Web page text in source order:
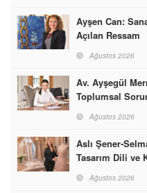
Ayşen Can:
Açılan Ressam
Ağustos 2026
Av. Ayşegül
Toplumsal
Ağustos 2026
Aslı Şener-
Tasarım Dili
Dünyasına
Ağustos 2026